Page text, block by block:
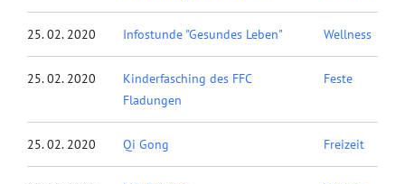
25. 02. 2020 Infostunde "Gesundes Leben" Wellness
25. 02. 2020
Kinderfasching des FFC
Fladungen
Feste
25. 02. 2020 Qi Gong Freizeit